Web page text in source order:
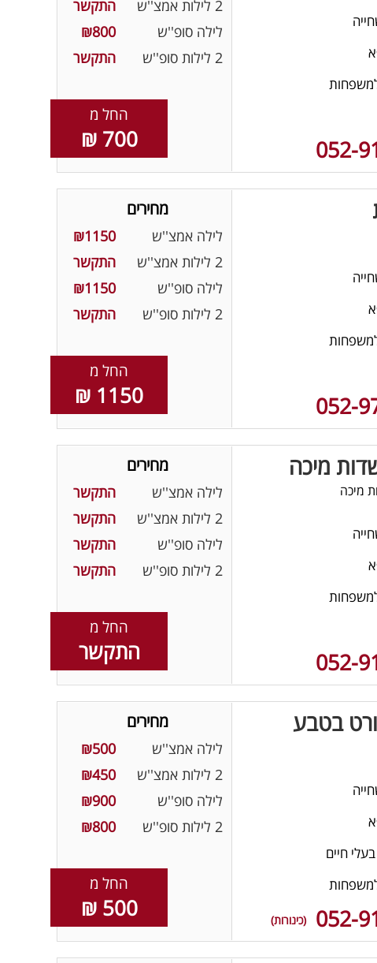
052-
2 לילות אמצ''ש
התקשר
לילה סופ''ש
₪800
2 לילות סופ''ש
התקשר
החל מ
700 ₪
052-
מחירים
לילה אמצ''ש
₪1150
2 לילות אמצ''ש
התקשר
לילה סופ''ש
₪1150
2 לילות סופ''ש
התקשר
החל מ
1150 ₪
מיכה
מיכה
052-
מחירים
לילה אמצ''ש
התקשר
2 לילות אמצ''ש
התקשר
לילה סופ''ש
התקשר
2 לילות סופ''ש
התקשר
החל מ
התקשר
בטבע
חיים
052- (כינורות)
מחירים
לילה אמצ''ש
₪500
2 לילות אמצ''ש
₪450
לילה סופ''ש
₪900
2 לילות סופ''ש
₪800
החל מ
500 ₪